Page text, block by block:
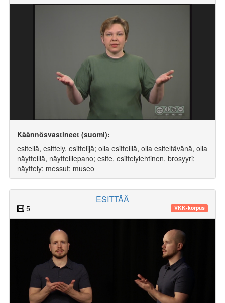
Käännösvastineet (suomi):
esitellä, esittely, esittelijä; olla esitteillä, olla esiteltävänä, olla
näytteillä, näytteillepano; esite, esittelylehtinen, brosyyri;
näyttely; messut; museo
ESITTÄÄ
5 VKK-korpus